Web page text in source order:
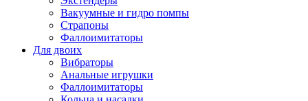
Вакуумные и гидро помпы
Страпоны
Фаллоимитаторы
Для двоих
Вибраторы
Анальные игрушки
Фаллоимитаторы